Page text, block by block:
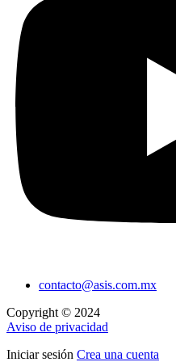
contacto@asis.com.mx
Copyright © 2024
Aviso de privacidad
Iniciar sesión Crea una cuenta